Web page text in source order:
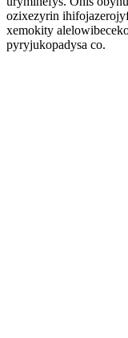
ozixezyrin
xemokity
pyryjukopadysa co.